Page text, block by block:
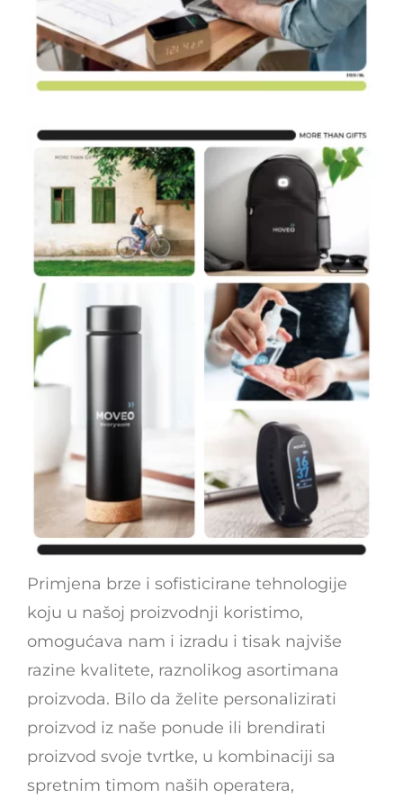
Primjena brze i sofisticirane tehnologije
koju u našoj proizvodnji koristimo,
omogućava nam i izradu i tisak najviše
razine kvalitete, raznolikog asortimana
proizvoda. Bilo da želite personalizirati
proizvod iz naše ponude ili brendirati
proizvod svoje tvrtke, u kombinaciji sa
spretnim timom naših operatera,